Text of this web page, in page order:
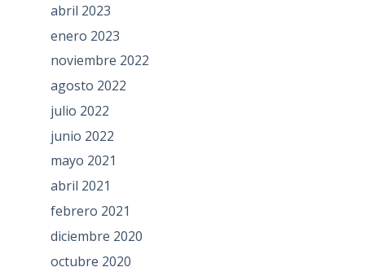
abril 2023
enero 2023
noviembre 2022
agosto 2022
julio 2022
junio 2022
mayo 2021
abril 2021
febrero 2021
diciembre 2020
octubre 2020